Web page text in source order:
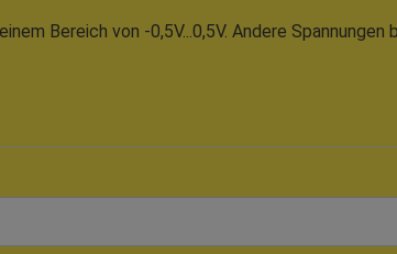
Bereich von -0,5V...0,5V. Andere Spannungen